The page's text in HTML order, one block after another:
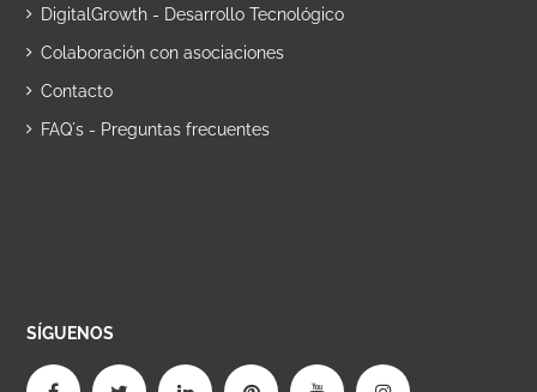
DigitalGrowth - Desarrollo Tecnológico
Colaboración con asociaciones
Contacto
FAQ´s - Preguntas frecuentes
SÍGUENOS